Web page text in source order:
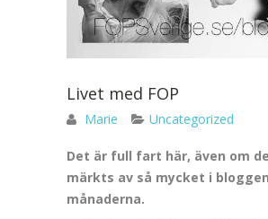
Livet med FOP
Marie Uncategorized
Det är full fart här, även om
märkts av så mycket i
månaderna.